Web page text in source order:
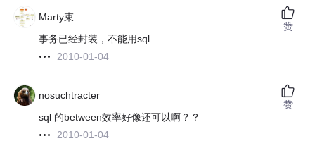
Marty束
事务已经封装，不能用sql
2010-01-04
赞
nosuchtracter
sql 的between效率好像还可以啊？？
2010-01-04
赞